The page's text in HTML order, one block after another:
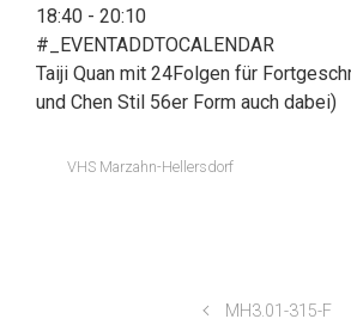
18:40 - 20:10
#_EVENTADDTOCALENDAR
Taiji Quan mit 24Folgen für
und Chen Stil 56er Form auch dabei)
VHS Marzahn-Hellersdorf
MH3.01-315-F